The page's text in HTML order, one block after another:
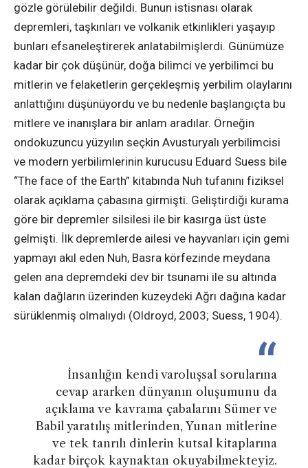
gözle görülebilir değildi. Bunun istisnası olarak
depremleri, taşkınları ve volkanik etkinlikleri yaşayıp
bunları efsaneleştirerek anlatabilmişlerdi. Günümüze
kadar bir çok düşünür, doğa bilimci ve yerbilimci bu
mitlerin ve felaketlerin gerçekleşmiş yerbilim olaylarını
anlattığını düşünüyordu ve bu nedenle başlangıçta bu
mitlere ve inanışlara bir anlam aradılar. Örneğin
ondokuzuncu yüzyılın seçkin Avusturyalı yerbilimcisi
ve modern yerbilimlerinin kurucusu Eduard Suess bile
“The face of the Earth” kitabında Nuh tufanını fiziksel
olarak açıklama çabasına girmişti. Geliştirdiği kurama
göre bir depremler silsilesi ile bir kasırga üst üste
gelmişti. İlk depremlerde ailesi ve hayvanları için gemi
yapmayı akıl eden Nuh, Basra körfezinde meydana
gelen ana depremdeki dev bir tsunami ile su altında
kalan dağların üzerinden kuzeydeki Ağrı dağına kadar
sürüklenmiş olmalıydı (Oldroyd, 2003; Suess, 1904).
İnsanlığın kendi varoluşsal sorularına
cevap ararken dünyanın oluşumunu da
açıklama ve kavrama çabalarını Sümer ve
Babil yaratılış mitlerinden, Yunan mitlerine
ve tek tanrılı dinlerin kutsal kitaplarına
kadar birçok kaynaktan okuyabilmekteyiz.